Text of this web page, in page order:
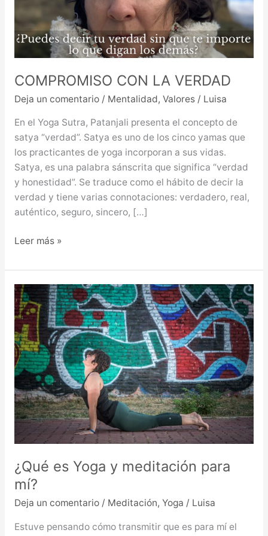
COMPROMISO CON LA VERDAD
Deja un comentario / Mentalidad, Valores/ Luisa
En el Yoga Sutra, Patanjali presenta el concepto de
satya “verdad”. Satya es uno de los cinco yamas que
los practicantes de yoga incorporan a sus vidas.
Satya, es una palabra sánscrita que significa “verdad
y honestidad”. Se traduce como el hábito de decir la
verdad y tiene varias connotaciones: verdadero, real,
auténtico, seguro, sincero, […]
Leer más »
¿Qué es Yoga y meditación para
mí?
Deja un comentario / Meditación, Yoga / Luisa
Estuve pensando cómo transmitir que es para mí el
¿Qué
es
Yoga
y
meditación
para
mí?